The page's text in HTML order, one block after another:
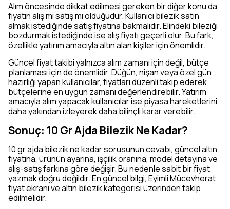
Alım öncesinde dikkat edilmesi gereken bir diğer konu da
fiyatın alış mı satış mı olduğudur. Kullanıcı bilezik satın
almak istediğinde satış fiyatına bakmalıdır. Elindeki bileziği
bozdurmak istediğinde ise alış fiyatı geçerli olur. Bu fark,
özellikle yatırım amacıyla altın alan kişiler için önemlidir.
Güncel fiyat takibi yalnızca alım zamanı için değil, bütçe
planlaması için de önemlidir. Düğün, nişan veya özel gün
hazırlığı yapan kullanıcılar, fiyatları düzenli takip ederek
bütçelerine en uygun zamanı değerlendirebilir. Yatırım
amacıyla alım yapacak kullanıcılar ise piyasa hareketlerini
daha yakından izleyerek daha bilinçli karar verebilir.
Sonuç: 10 Gr Ajda Bilezik Ne Kadar?
10 gr ajda bilezik ne kadar sorusunun cevabı, güncel altın
fiyatına, ürünün ayarına, işçilik oranına, model detayına ve
alış-satış farkına göre değişir. Bu nedenle sabit bir fiyat
yazmak doğru değildir. En güncel bilgi, Eyimli Mücevherat
fiyat ekranı ve altın bilezik kategorisi üzerinden takip
edilmelidir.